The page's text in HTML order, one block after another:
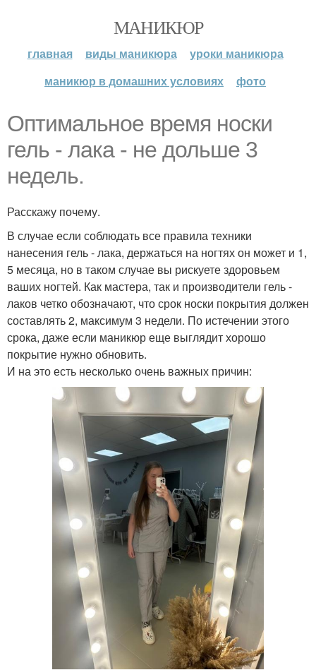
МАНИКЮР
главная виды маникюра
уроки маникюра
маникюр в домашних условиях
фото
Оптимальное время носки
гель - лака - не дольше 3
недель.
Расскажу почему.
В случае если соблюдать все правила техники
нанесения гель - лака, держаться на ногтях он может и 1,
5 месяца, но в таком случае вы рискуете здоровьем
ваших ногтей. Как мастера, так и производители гель -
лаков четко обозначают, что срок носки покрытия должен
составлять 2, максимум 3 недели. По истечении этого
срока, даже если маникюр еще выглядит хорошо
покрытие нужно обновить.
И на это есть несколько очень важных причин: